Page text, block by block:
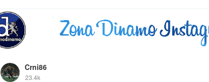
Crni86
23.4k